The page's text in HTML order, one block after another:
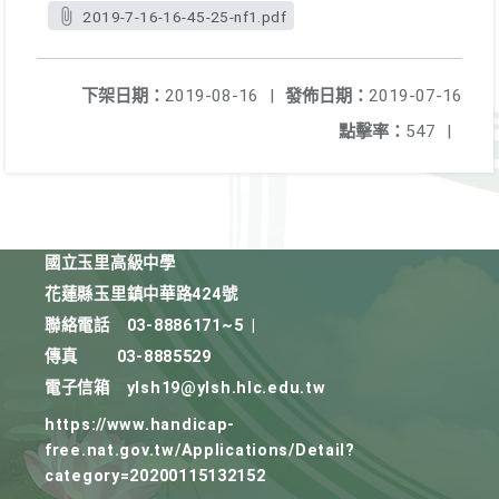
2019-7-16-16-45-25-nf1.pdf
發佈日期： 2019-07-16
下架日期： 2019-08-16
|
點擊率： 547 |
國立玉里高級中學
花蓮縣玉里鎮中華路424號
聯絡電話
03-8886171~5
傳真
03-8885529
電子信箱
ylsh19@ylsh.hlc.edu.tw
https://www.handicap-
free.nat.gov.tw/Applications/Detail?
category=20200115132152